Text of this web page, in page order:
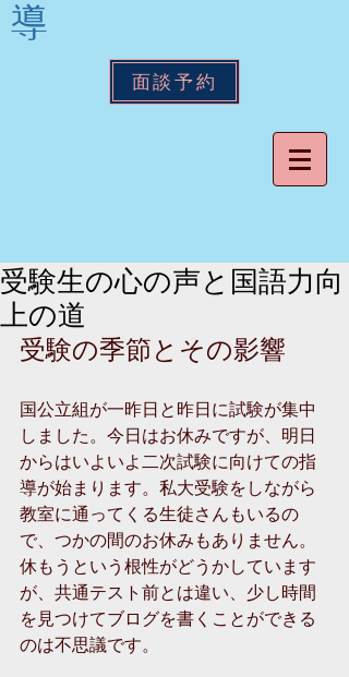
導
面談予約
受験生の心の声と国語力向
上の道
受験の季節とその影響
国公立組が一昨日と昨日に試験が集中
しました。今日はお休みですが、明日
からはいよいよ二次試験に向けての指
導が始まります。私大受験をしながら
教室に通ってくる生徒さんもいるの
で、つかの間のお休みもありません。
休もうという根性がどうかしています
が、共通テスト前とは違い、少し時間
を見つけてブログを書くことができる
のは不思議です。